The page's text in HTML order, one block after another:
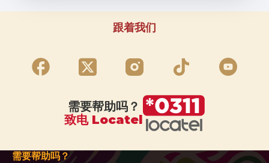
跟着我们
需要帮助吗？
致电 Locatel
需要帮助吗？